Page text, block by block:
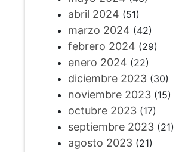
abril 2024 (51)
marzo 2024 (42)
febrero 2024 (29)
enero 2024 (22)
diciembre 2023(30)
noviembre 2023(15)
octubre 2023(17)
septiembre 2023(21)
agosto 2023(21)